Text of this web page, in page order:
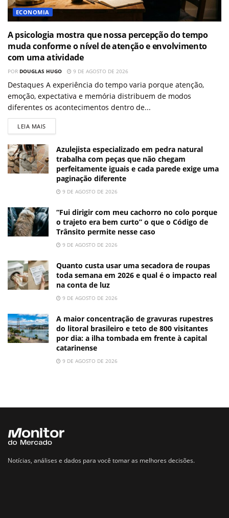
ECONOMIA
A psicologia mostra que nossa percepção do tempo
muda conforme o nível de atenção e envolvimento
com uma atividade
POR DOUGLAS HUGO 9 DE AGOSTO DE 2026
Destaques A experiência do tempo varia porque atenção,
emoção, expectativa e memória distribuem de modos
diferentes os acontecimentos dentro de...
LEIA MAIS
Azulejista especializado em pedra natural
trabalha com peças que não chegam
perfeitamente iguais e cada parede exige uma
paginação diferente
9 DE AGOSTO DE 2026
“Fui dirigir com meu cachorro no colo porque
o trajeto era bem curto” o que o Código de
Trânsito permite nesse caso
9 DE AGOSTO DE 2026
Quanto custa usar uma secadora de roupas
toda semana em 2026 e qual é o impacto real
na conta de luz
9 DE AGOSTO DE 2026
A maior concentração de gravuras rupestres
do litoral brasileiro e teto de 800 visitantes
por dia: a ilha tombada em frente à capital
catarinense
9 DE AGOSTO DE 2026
Notícias, análises e dados para você tomar as melhores decisões.